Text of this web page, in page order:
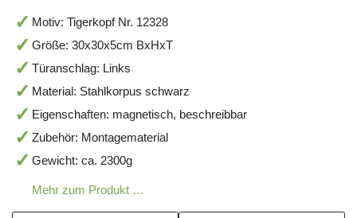
Motiv: Tigerkopf Nr. 12328
Größe: 30x30x5cm BxHxT
Türanschlag: Links
Material: Stahlkorpus schwarz
Eigenschaften: magnetisch, beschreibbar
Zubehör: Montagematerial
Gewicht: ca. 2300g
Mehr zum Produkt …